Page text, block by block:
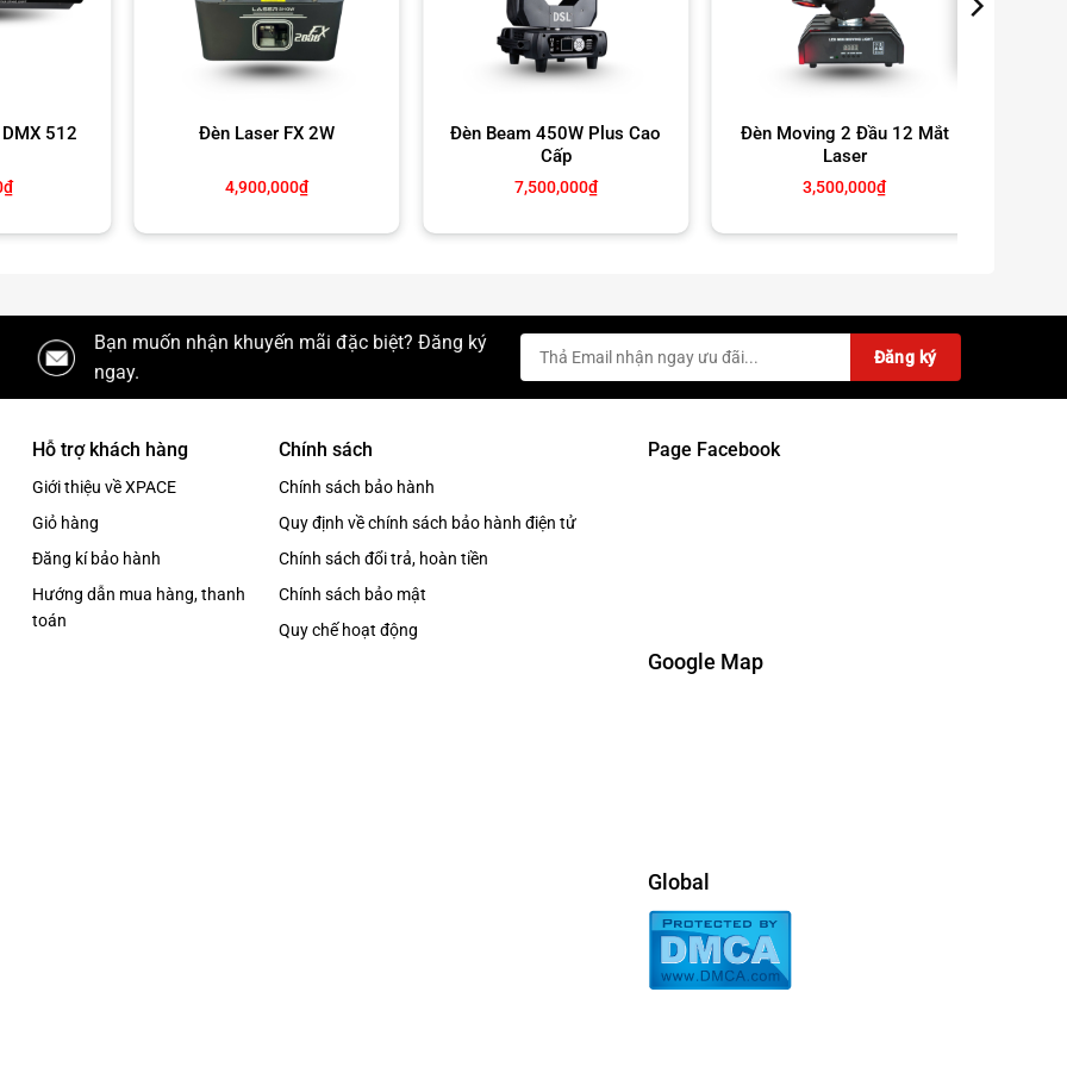
thu hút ánh nhìn.
kết hợp với khói lạnh, máy bắn CO2.
laser hoành tráng.
512
₫
Đèn Laser FX 2W
4,900,000₫
Đèn Beam 450W Plus Cao
Cấp
7,500,000₫
Đèn Moving 2 Đầu 12 Mắt
Laser
3,500,000₫
Bạn muốn nhận khuyến mãi đặc biệt? Đăng ký
ngay.
Hỗ trợ khách hàng
Giới thiệu về XPACE
Giỏ hàng
Đăng kí bảo hành
Hướng dẫn mua hàng, thanh
toán
Chính sách
Chính sách bảo hành
Quy định về chính sách bảo hành điện tử
Chính sách đổi trả, hoàn tiền
Chính sách bảo mật
Quy chế hoạt động
Page Facebook
Google Map
Global